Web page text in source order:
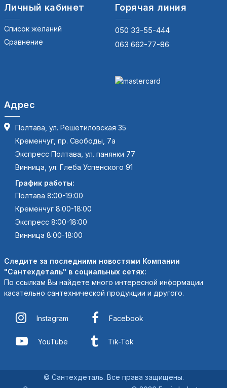
Личный кабинет
Список желаний
Сравнение
Горячая линия
050 33-55-444
063 662-77-86
Адрес
Полтава, ул. Решетиловская 35
Кременчуг, пр. Свободы, 7а
Экспресс Полтава, ул. панянки 77
Винница, ул. Глеба Успенского 91
График работы:
Полтава 8:00-19:00
Кременчуг 8:00-18:00
Экспресс 8:00-18:00
Винница 8:00-18:00
Следите за последними новостями Компании
"Сантехдеталь" в социальных сетях:
По ссылкам Вы найдете много интересной информации
касательно сантехнической продукции и другого.
Instagram Facebook
YouTube Tik-Tok
© Сантехдеталь. Все права защищены.